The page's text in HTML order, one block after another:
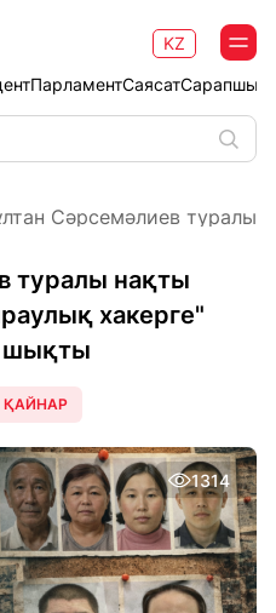
ПарламентСаясат
KZ
Сәрсемәлиев туралы
туралы нақты
хакерге"
шықты
ҚАЙНАР
1314